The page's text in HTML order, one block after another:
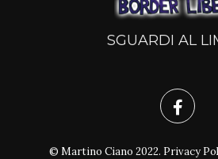
SGUARDI AL
© Martino Ciano 2022. Privacy